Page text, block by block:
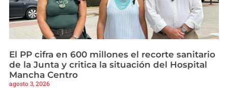
El PP cifra en 600 millones el recorte sanitario
de la Junta y critica la situación del Hospital
Mancha Centro
agosto 3, 2026